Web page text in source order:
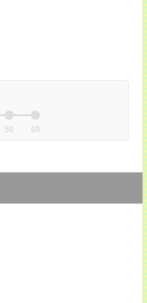
50 60